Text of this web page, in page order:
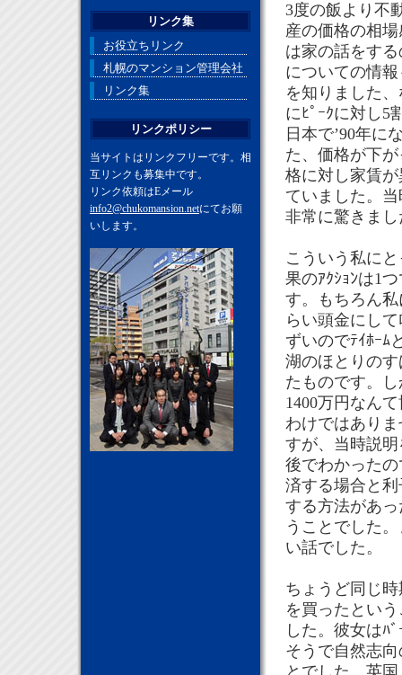
3度の飯より不
産の価格の相
は家の話をす
についての情
を知りました
にﾋﾟｰｸに対し5
日本で’90年に
た、価格が下
格に対し家賃
ていました。
非常に驚きま
こういう私に
果のｱｸｼｮﾝは1
す。もちろん
らい頭金にし
ずいのでﾃｲﾎｰﾑ
湖のほとりの
たものです。
1400万円なん
わけではありま
すが、当時説
後でわかった
済する場合と
する方法があ
うことでした
い話でした。
ちょうど同じ
を買ったとい
した。彼女はﾊ
そうで自然志
とでした。英
リンク集
お役立ちリンク
札幌のマンション管理会社
リンク集
リンクポリシー
当サイトはリンクフリーです。相
互リンクも募集中です。
リンク依頼はEメール
info2@chukomansion.netにてお願
いします。